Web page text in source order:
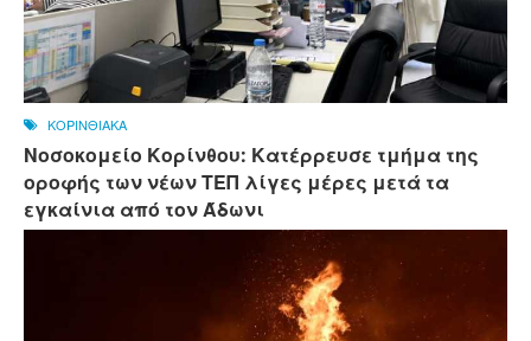
ΚΟΡΙΝΘΙΑΚΑ
Νοσοκομείο Κορίνθου: Κατέρρευσε τμήμα της
οροφής των νέων ΤΕΠ λίγες μέρες μετά τα
εγκαίνια από τον Άδωνι